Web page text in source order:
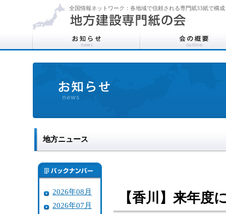
全国情報ネットワーク：各地域で信頼される専門紙33紙で構成
地方ニュース
2026年08月
2026年07月
【香川】来年